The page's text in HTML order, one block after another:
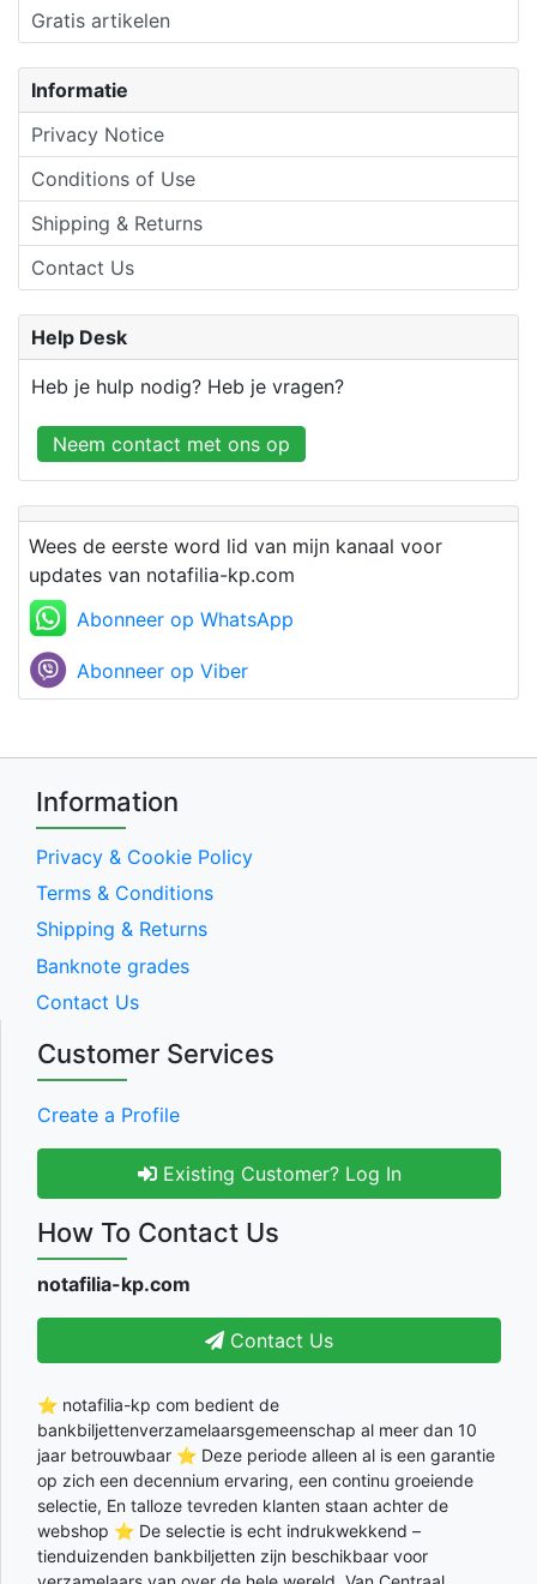
Gratis artikelen
Informatie
Privacy Notice
Conditions of Use
Shipping & Returns
Contact Us
Help Desk
Heb je hulp nodig? Heb je vragen?
Neem contact met ons op
Wees de eerste word lid van mijn kanaal voor
updates van notafilia-kp.com
Abonneer op WhatsApp
Abonneer op Viber
Information
Privacy & Cookie Policy
Terms & Conditions
Shipping & Returns
Banknote grades
Contact Us
Customer Services
Create a Profile
Existing Customer? Log In
How To Contact Us
notafilia-kp.com
Contact Us
⭐ notafilia-kp com bedient de
bankbiljettenverzamelaarsgemeenschap al meer dan 10
jaar betrouwbaar ⭐ Deze periode alleen al is een garantie
op zich een decennium ervaring, een continu groeiende
selectie, En talloze tevreden klanten staan achter de
webshop ⭐ De selectie is echt indrukwekkend –
tienduizenden bankbiljetten zijn beschikbaar voor